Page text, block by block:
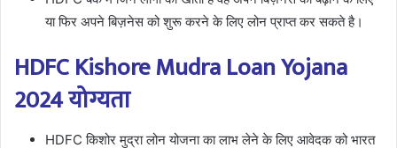
या फिर अपने बिज़नेस को शुरू करने के लिए लोन प्राप्त कर सकते है।
HDFC Kishore Mudra Loan Yojana
2024 योग्यता
HDFC किशोर मुद्रा लोन योजना का लाभ लेने के लिए आवेदक को भारत